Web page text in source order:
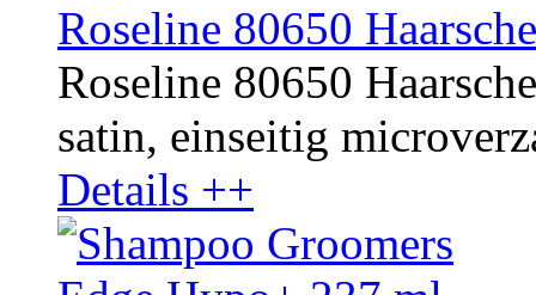
Roseline 80650
Roseline 80650
satin, einseitig
Details ++